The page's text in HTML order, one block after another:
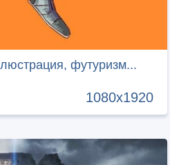
футуризм...
1080x1920